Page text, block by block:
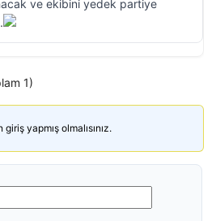
ve ekibini yedek partiye
1)
yapmış olmalısınız.